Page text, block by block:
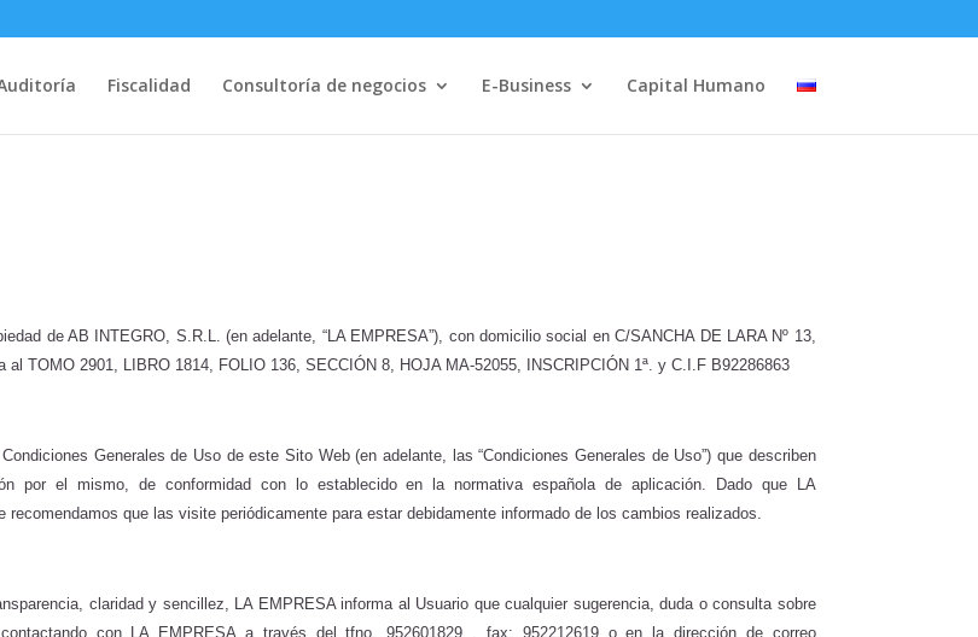
Fiscalidad Consultoría de negocios E-Business Capital Humano
de AB INTEGRO, S.R.L.
(en adelante, “LA EMPRESA”), con domicilio social en C/SANCHA DE LARA Nº 13,
TOMO 2901, LIBRO 1814, FOLIO 136, SECCIÓN 8, HOJA MA-52055, INSCRIPCIÓN 1ª. y C.I.F B92286863
Generales de Uso de este Sito Web (en adelante, las “Condiciones Generales de Uso”) que describen
por el mismo, de conformidad con lo establecido en la normativa española de aplicación. Dado que LA
que las visite periódicamente para estar debidamente informado de los cambios realizados.
claridad y sencillez, LA EMPRESA informa al Usuario que cualquier sugerencia, duda o consulta sobre
con LA EMPRESA a través del tfno. 952601829
, fax: 952212619 o en la dirección de correo